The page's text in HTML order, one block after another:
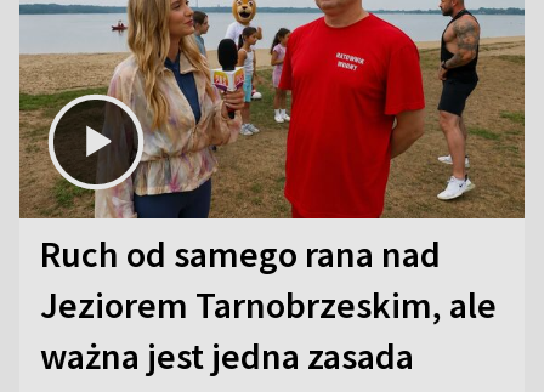
Ruch od samego rana nad
Jeziorem Tarnobrzeskim, ale
ważna jest jedna zasada